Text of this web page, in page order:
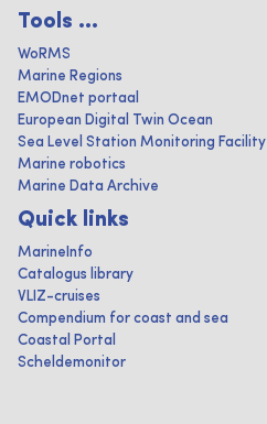
Tools ...
WoRMS
Marine Regions
EMODnet portaal
European Digital Twin Ocean
Sea Level Station Monitoring Facility
Marine robotics
Marine Data Archive
Quick links
MarineInfo
Catalogus library
VLIZ-cruises
Compendium for coast and sea
Coastal Portal
Scheldemonitor